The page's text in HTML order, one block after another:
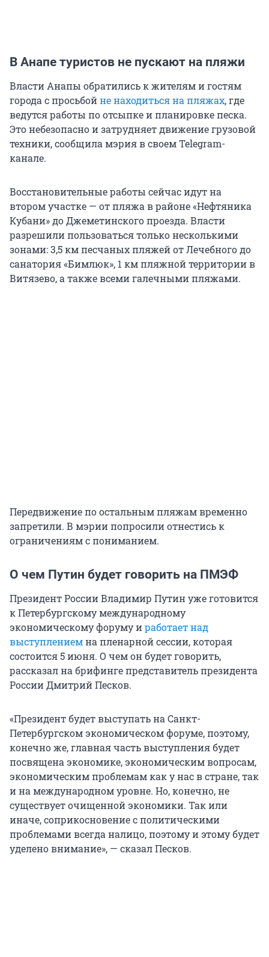
В Анапе туристов не пускают на пляжи
Власти Анапы обратились к жителям и гостям
города с просьбойне находиться на пляжах, где
ведутся работы по отсыпке и планировке песка.
Это небезопасно и затрудняет движение грузовой
техники, сообщила мэрия в своем Telegram-
канале.
Восстановительные работы сейчас идут на
втором участке — от пляжа в районе «Нефтяника
Кубани» до Джеметинского проезда. Власти
разрешили пользоваться только несколькими
зонами: 3,5 км песчаных пляжей от Лечебного до
санатория «Бимлюк», 1 км пляжной территории в
Витязево, а также всеми галечными пляжами.
Передвижение по остальным пляжам временно
запретили. В мэрии попросили отнестись к
ограничениям с пониманием.
О чем Путин будет говорить на ПМЭФ
Президент России Владимир Путин уже готовится
к Петербургскому международному
экономическому форуму иработает над
выступлениемна пленарной сессии, которая
состоится 5 июня. О чем он будет говорить,
рассказал на брифинге представитель президента
России Дмитрий Песков.
«Президент будет выступать на Санкт-
Петербургском экономическом форуме, поэтому,
конечно же, главная часть выступления будет
посвящена экономике, экономическим вопросам,
экономическим проблемам как у нас в стране, так
и на международном уровне. Но, конечно, не
существует очищенной экономики. Так или
иначе, соприкосновение с политическими
проблемами всегда налицо, поэтому и этому будет
уделено внимание», — сказал Песков.